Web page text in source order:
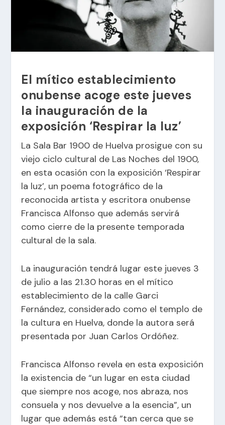
El mítico establecimiento
onubense acoge este jueves
la inauguración de la
exposición ‘Respirar la luz’
La Sala Bar 1900 de Huelva prosigue con su
viejo ciclo cultural de Las Noches del 1900,
en esta ocasión con la exposición ‘Respirar
la luz’, un poema fotográfico de la
reconocida artista y escritora onubense
Francisca Alfonso que además servirá
como cierre de la presente temporada
cultural de la sala.
La inauguración tendrá lugar este jueves 3
de julio a las 21.30 horas en el mítico
establecimiento de la calle Garci
Fernández, considerado como el templo de
la cultura en Huelva, donde la autora será
presentada por Juan Carlos Ordóñez.
Francisca Alfonso revela en esta exposición
la existencia de “un lugar en esta ciudad
que siempre nos acoge, nos abraza, nos
consuela y nos devuelve a la esencia”, un
lugar que además está “tan cerca que se